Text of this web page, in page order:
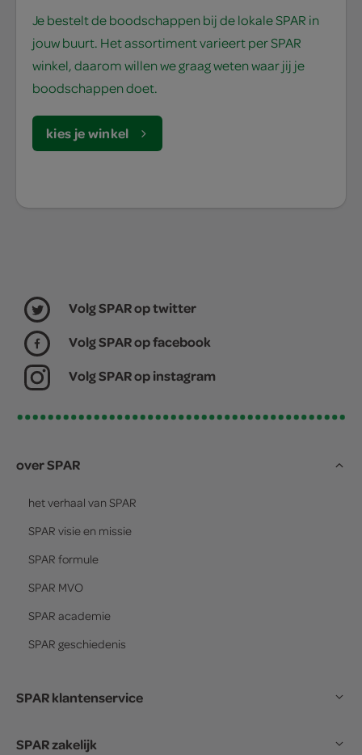
Je bestelt de boodschappen bij de lokale SPAR in
jouw buurt. Het assortiment varieert per SPAR
winkel, daarom willen we graag weten waar jij je
boodschappen doet.
kies je winkel
Volg SPAR op twitter
Volg SPAR op facebook
Volg SPAR op instagram
over SPAR
het verhaal van SPAR
SPAR visie en missie
SPAR formule
SPAR MVO
SPAR academie
SPAR geschiedenis
SPAR klantenservice
SPAR zakelijk